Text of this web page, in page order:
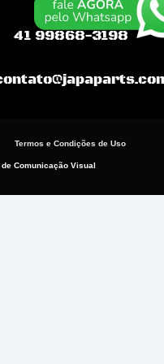
41 99868-3198
Termos e Condições de Uso
Comunicação Visual